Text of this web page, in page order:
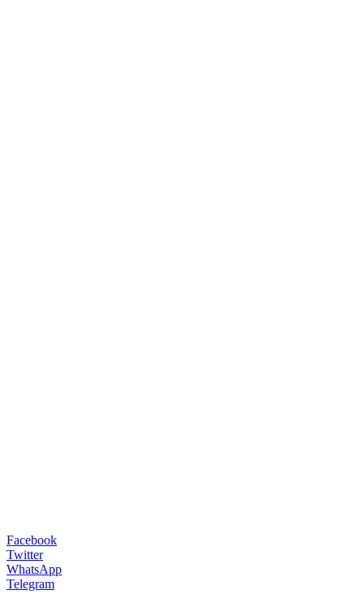
Facebook
Twitter
WhatsApp
Telegram